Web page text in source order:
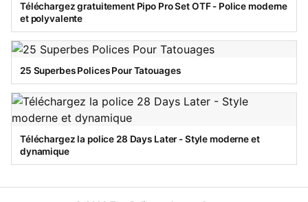
Téléchargez gratuitement Pipo Pro Set OTF - Police moderne
et polyvalente
25 Superbes Polices Pour Tatouages
Téléchargez la police 28 Days Later - Style moderne et
dynamique